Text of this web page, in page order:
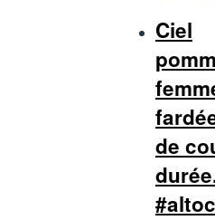
Ciel
de